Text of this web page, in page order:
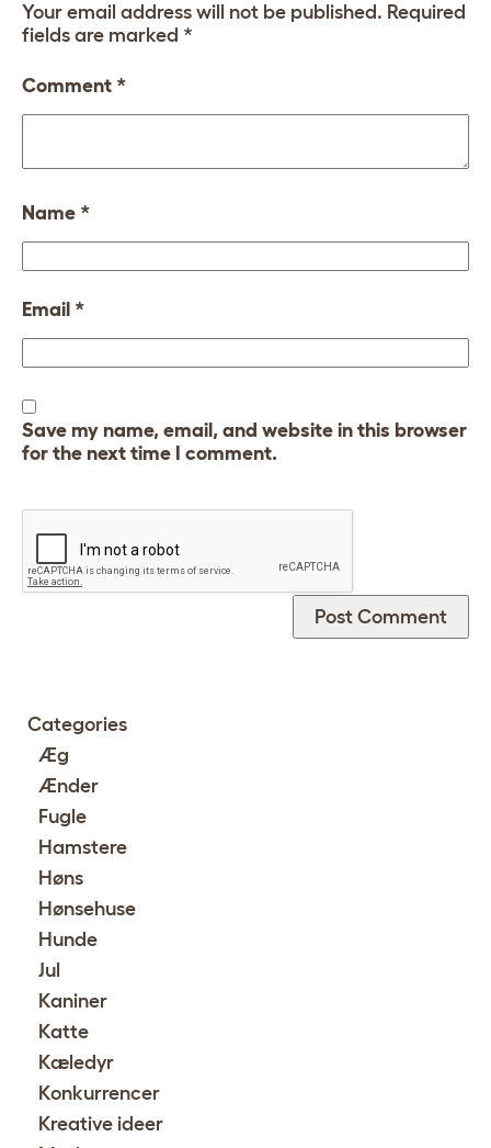
Your email address will not be published. Required
fields are marked *
Comment *
Name *
Email *
Save my name, email, and website in this browser
for the next time I comment.
Categories
Æg
Ænder
Fugle
Hamstere
Høns
Hønsehuse
Hunde
Jul
Kaniner
Katte
Kæledyr
Konkurrencer
Kreative ideer